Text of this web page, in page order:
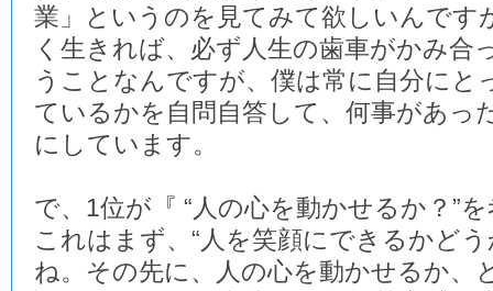
業」というのを見てみて欲しいんです
く生きれば、必ず人生の歯車がかみ合
うことなんですが、僕は常に自分にと
ているかを自問自答して、何事があっ
にしています。
で、1位が『 “人の心を動かせるか？”
これはまず、“人を笑顔にできるかど
ね。その先に、人の心を動かせるか、